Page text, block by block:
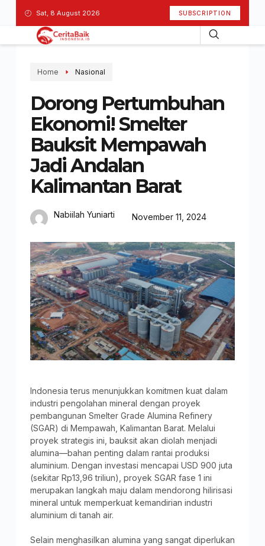
Sat, 8 August 2026 SUBSCRIPTION
Home Nasional
Dorong Pertumbuhan
Ekonomi! Smelter
Bauksit Mempawah
Jadi Andalan
Kalimantan Barat
Nabiilah Yuniarti November 11, 2024
Indonesia terus menunjukkan komitmen kuat dalam
industri pengolahan mineral dengan proyek
pembangunan Smelter Grade Alumina Refinery
(SGAR) di Mempawah, Kalimantan Barat. Melalui
proyek strategis ini, bauksit akan diolah menjadi
alumina—bahan penting dalam rantai produksi
aluminium. Dengan investasi mencapai USD 900 juta
(sekitar Rp13,96 triliun), proyek SGAR fase 1 ini
merupakan langkah maju dalam mendorong hilirisasi
mineral untuk memperkuat kemandirian industri
aluminium di tanah air.
Selain menghasilkan alumina yang sangat diperlukan